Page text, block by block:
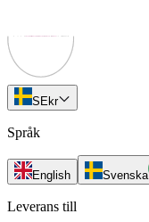
SEkr
Språk
English Svenska
Leverans till